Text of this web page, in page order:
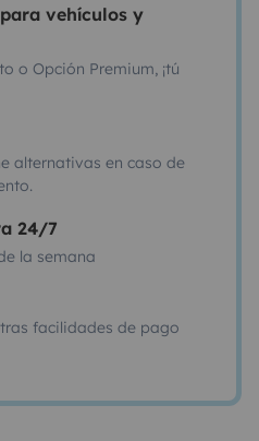
vehículos y
o Opción Premium, ¡tú
alternativas en caso de
24/7
la semana
facilidades de pago